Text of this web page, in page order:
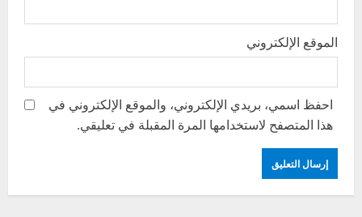
الموقع الإلكتروني
احفظ اسمي، بريدي الإلكتروني، والموقع الإلكتروني في
هذا المتصفح لاستخدامها المرة المقبلة في تعليقي.